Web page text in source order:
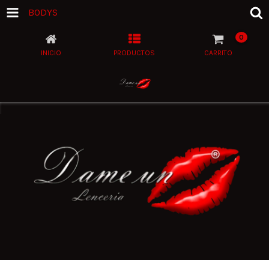
BODYS
INICIO PRODUCTOS CARRITO
0